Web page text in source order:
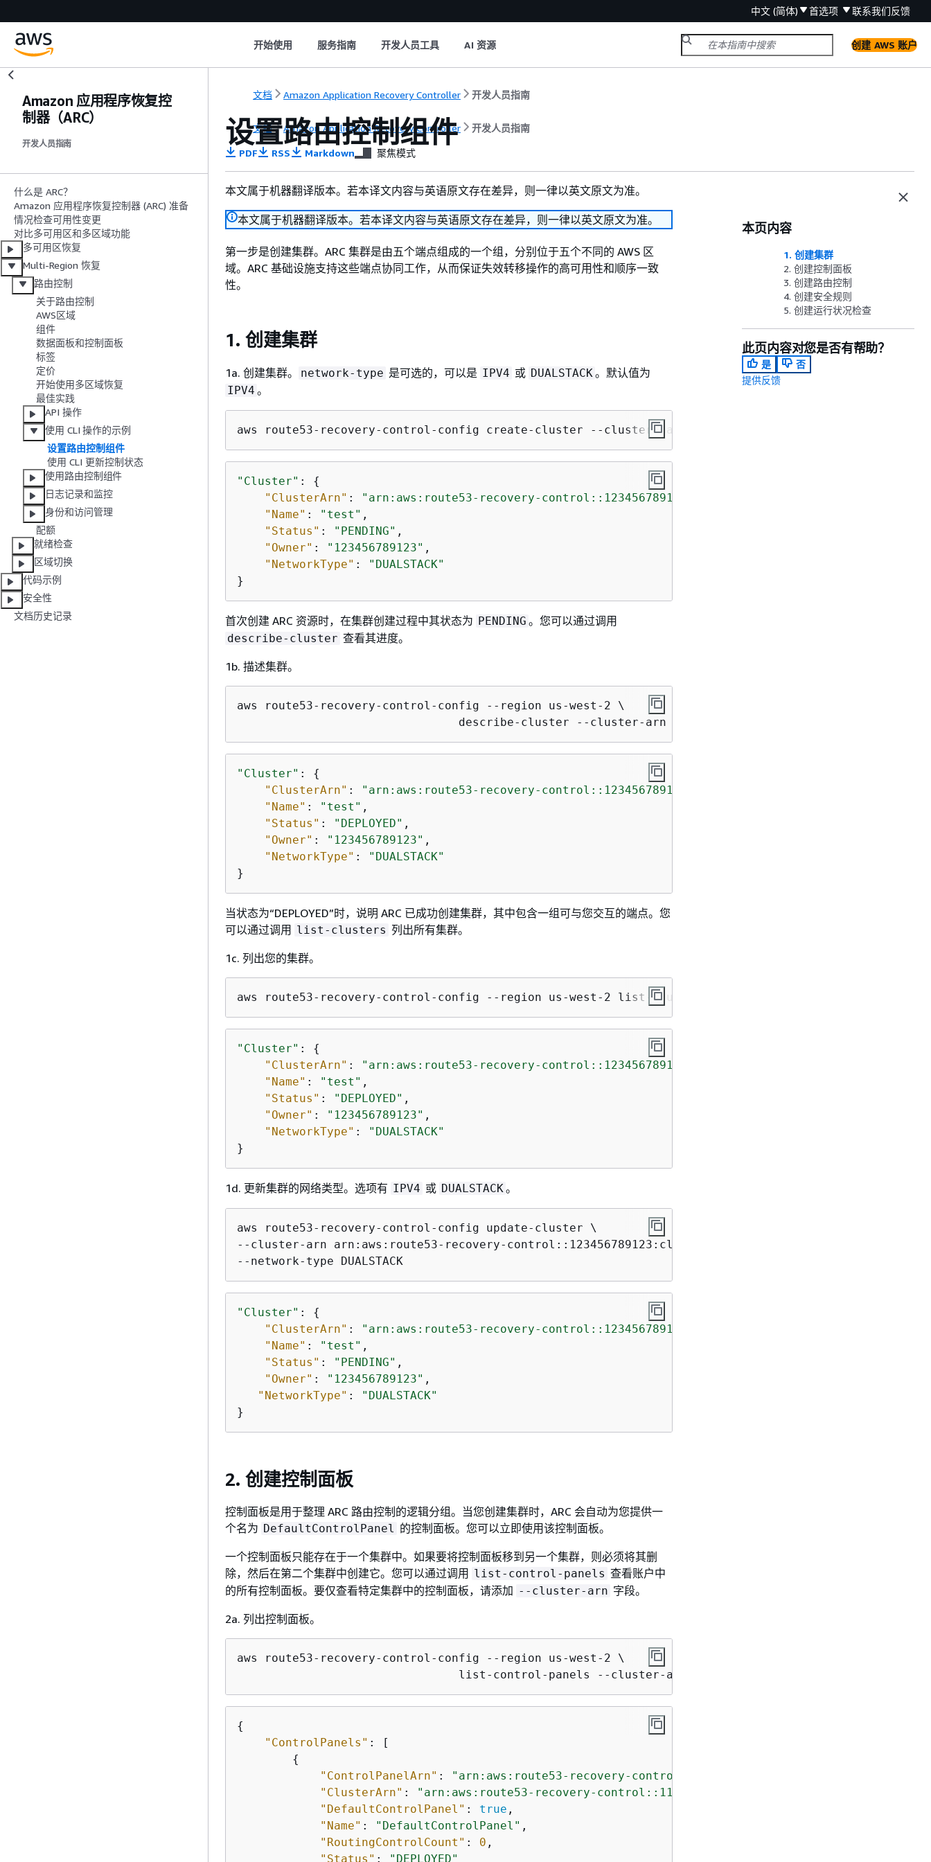
中文 (简体) 首选项 联系我们反馈
开始使用 服务指南 开发人员工具 AI 资源 创建 AWS 账户
Amazon 应用程序恢复控
制器（ARC）
开发人员指南
什么是 ARC？
Amazon 应用程序恢复控制器 (ARC) 准备
情况检查可用性变更
对比多可用区和多区域功能
多可用区恢复
Multi-Region 恢复
路由控制
关于路由控制
AWS区域
组件
数据面板和控制面板
标签
定价
开始使用多区域恢复
最佳实践
API 操作
使用 CLI 操作的示例
设置路由控制组件
使用 CLI 更新控制状态
使用路由控制组件
日志记录和监控
身份和访问管理
配额
就绪检查
区域切换
代码示例
安全性
文档历史记录
文档 Amazon Application Recovery Controller 开发人员指南
文档 Amazon Application Recovery Controller 开发人员指南
设置路由控制组件
PDF RSS Markdown 聚焦模式
本文属于机器翻译版本。若本译文内容与英语原文存在差异，则一律以英文原文为准。
本文属于机器翻译版本。若本译文内容与英语原文存在差异，则一律以英文原文为准。
第一步是创建集群。ARC 集群是由五个端点组成的一个组，分别位于五个不同的 AWS 区
域。ARC 基础设施支持这些端点协同工作，从而保证失效转移操作的高可用性和顺序一致
性。
1. 创建集群
1a. 创建集群。 network-type 是可选的，可以是 IPV4 或 DUALSTACK。默认值为
IPV4 。
aws route53-recovery-control-config create-cluster --cluster-name test --network-type DUALSTACK
"Cluster" : {
"ClusterArn" :
"arn:aws:route53-recovery-control::123456789123:cluster/12341234-1234-1234-1234-
"Name" : "test" ,
"Status" : "PENDING" ,
"Owner" : "123456789123" ,
"NetworkType" :
"DUALSTACK"
}
首次创建 ARC 资源时，在集群创建过程中其状态为 PENDING 。您可以通过调用
describe-cluster 查看其进度。
1b. 描述集群。
aws route53-recovery-control-config --region us-west-2 \
describe-cluster --cluster-arn arn:aws:route53-recovery-
"Cluster" : {
"ClusterArn" :
"arn:aws:route53-recovery-control::123456789123:cluster/12341234-1234-1234-1234-
"Name" : "test" ,
"Status" : "DEPLOYED" ,
"Owner" : "123456789123" ,
"NetworkType" :
"DUALSTACK"
}
当状态为“DEPLOYED”时，说明 ARC 已成功创建集群，其中包含一组可与您交互的端点。您
可以通过调用 list-clusters 列出所有集群。
1c. 列出您的集群。
aws route53-recovery-control-config --region us-west-2 list-clusters
"Cluster" : {
"ClusterArn" :
"arn:aws:route53-recovery-control::123456789123:cluster/12341234-1234-1234-1234-
"Name" : "test" ,
"Status" : "DEPLOYED" ,
"Owner" : "123456789123" ,
"NetworkType" :
"DUALSTACK"
}
1d. 更新集群的网络类型。选项有 IPV4 或 DUALSTACK。
aws route53-recovery-control-config update-cluster \
--cluster-arn arn:aws:route53-recovery-control::123456789123:cluster/12341234-1234-1234-1234-
--network-type DUALSTACK
"Cluster" : {
"ClusterArn" :
"arn:aws:route53-recovery-control::123456789123:cluster/12341234-1234-1234-1234-
"Name" : "test" ,
"Status" : "PENDING" ,
"Owner" : "123456789123" ,
"NetworkType" :
"DUALSTACK"
}
2. 创建控制面板
控制面板是用于整理 ARC 路由控制的逻辑分组。当您创建集群时，ARC 会自动为您提供一
个名为 DefaultControlPanel 的控制面板。您可以立即使用该控制面板。
一个控制面板只能存在于一个集群中。如果要将控制面板移到另一个集群，则必须将其删
除，然后在第二个集群中创建它。您可以通过调用 list-control-panels 查看账户中
的所有控制面板。要仅查看特定集群中的控制面板，请添加 --cluster-arn 字段。
2a. 列出控制面板。
aws route53-recovery-control-config --region us-west-2 \
list-control-panels --cluster-arn arn:aws:route53-recovery-
{
"ControlPanels" : [
{
"ControlPanelArn" :
"arn:aws:route53-recovery-control::111122223333:controlpanel/
"ClusterArn" :
"arn:aws:route53-recovery-control::111122223333:cluster/5678abcd-abcd-
"DefaultControlPanel" : true ,
"Name" : "DefaultControlPanel" ,
"RoutingControlCount" : 0 ,
"Status" :
"DEPLOYED"
本页内容
1. 创建集群
2. 创建控制面板
3. 创建路由控制
4. 创建安全规则
5. 创建运行状况检查
此页内容对您是否有帮助？
是
否
提供反馈